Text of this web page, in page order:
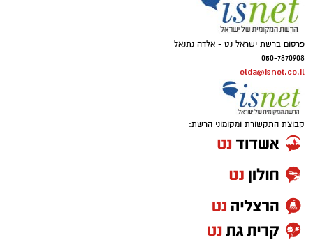
פרסום ברשת ישראל נט - אלדה נתנאל
050-7870908
elda@isnet.co.il
קבוצת התקשורת ומקומוני הרשת: